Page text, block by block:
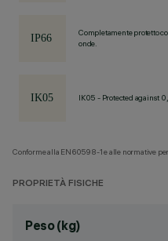
Completamente protetto
onde.
IK05 - Protected against
Conforme alla EN60598-1 e alle normative
PROPRIETÀ FISICHE
Peso (kg)